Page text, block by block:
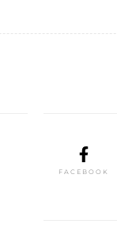
FACEBOOK